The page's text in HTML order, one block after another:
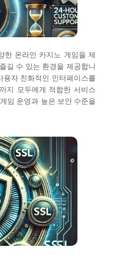
한 온라인 카지노 게임을 제
길 수 있는 환경을 제공합니
자 친화적인 인터페이스를
지 모두에게 적합한 서비스
임 운영과 높은 보안 수준을